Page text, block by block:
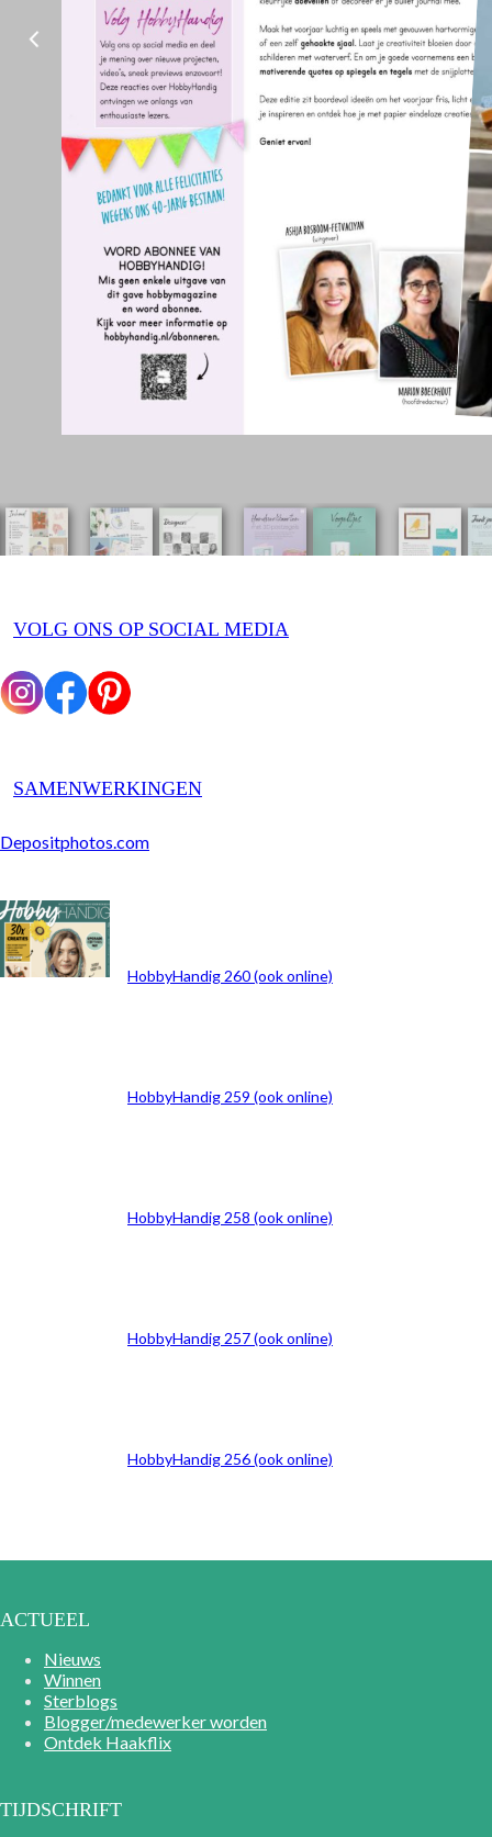
VOLG ONS OP SOCIAL MEDIA
SAMENWERKINGEN
Depositphotos.com
ARCHIEF
HobbyHandig 260 (ook online)
HobbyHandig 259 (ook online)
HobbyHandig 258 (ook online)
HobbyHandig 257 (ook online)
HobbyHandig 256 (ook online)
ACTUEEL
Nieuws
Winnen
Sterblogs
Blogger/medewerker worden
Ontdek Haakflix
TIJDSCHRIFT